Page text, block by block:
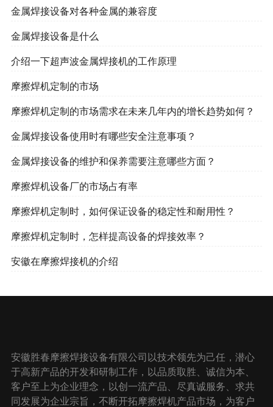
金属焊接设备对各种金属的兼容度
金属焊接设备是什么
介绍一下超声波金属焊接机的工作原理
摩擦焊机定制的市场
摩擦焊机定制的市场需求在未来几年内的增长趋势如何？
金属焊接设备使用时有哪些安全注意事项？
金属焊接设备的维护和保养需要注意哪些方面？
摩擦焊机设备厂的市场占有率
摩擦焊机定制时，如何保证设备的稳定性和耐用性？
摩擦焊机定制时，怎样提高设备的焊接效率？
安徽在摩擦焊接机的介绍
安徽胜春摩擦焊接设备有限公司以技术领先为己任，潜心
于高新产品的开发和研制工作，以品质取胜、诚信为本、
客户至上为企业理念，以创一流产品、尽真诚服务、求共
同发展为企业宗旨，不断开拓摩擦焊机产品市场，为客户